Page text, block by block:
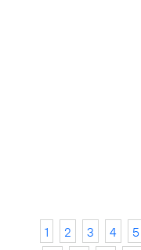
1 2 3 4 5